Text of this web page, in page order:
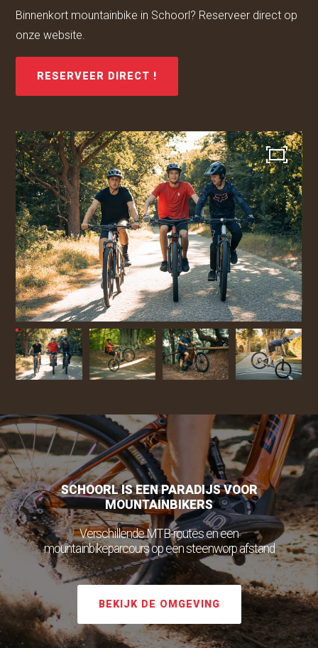
Binnenkort mountainbike in Schoorl? Reserveer direct op
onze website.
RESERVEER DIRECT !
SCHOORL IS EEN PARADIJS VOOR
MOUNTAINBIKERS
Verschillende MTB-routes en een
mountainbikeparcours op een steenworp afstand
BEKIJK DE OMGEVING